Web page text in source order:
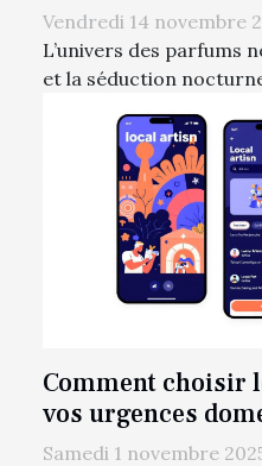
Vendredi 14 novembre
L’univers des parfums
et la séduction
Comment choisir
vos urgences
Samedi 1 novembre